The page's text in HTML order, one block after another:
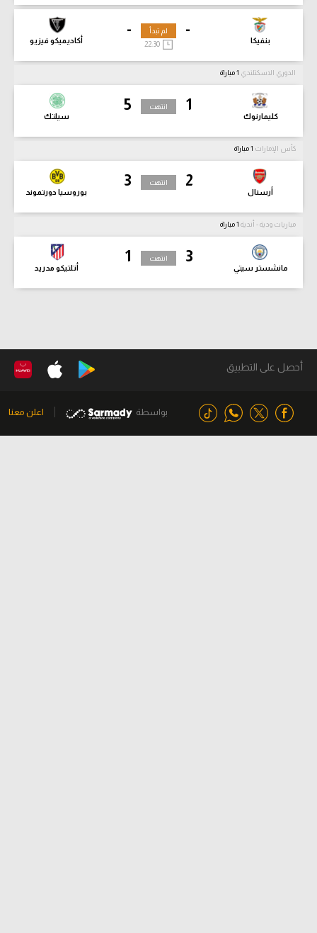
-
بنفيكا
-
أكاديميكو فيزيو
لم تبدأ
الدوري الاسكتلندي
1
كليمارنوك
5
سيلتك
انتهت
كأس الإمارات
2
أرسنال
3
بوروسيا دورتموند
انتهت
مباريات ودية - أندية
3
مانشستر سيتي
1
أتلتيكو مدريد
انتهت
أحصل على التطبيق
بواسطة اعلن معنا